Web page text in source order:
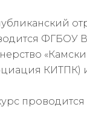
ФГБОУ
КИТПК)